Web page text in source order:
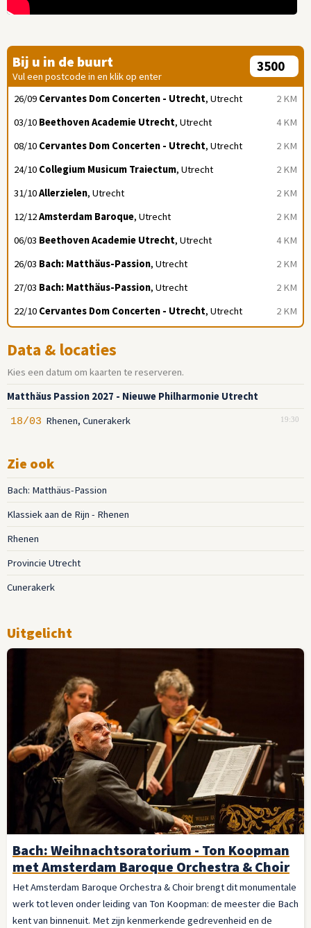
Bij u in de buurt
Vul een postcode in en klik op enter
2 KM
26/09 Cervantes Dom Concerten - Utrecht, Utrecht
4 KM
03/10 Beethoven Academie Utrecht, Utrecht
2 KM
08/10 Cervantes Dom Concerten - Utrecht, Utrecht
2 KM
24/10 Collegium Musicum Traiectum, Utrecht
2 KM
31/10Allerzielen, Utrecht
2 KM
12/12Amsterdam Baroque, Utrecht
4 KM
06/03 Beethoven Academie Utrecht, Utrecht
2 KM
26/03 Bach: Matthäus-Passion, Utrecht
2 KM
27/03 Bach: Matthäus-Passion, Utrecht
2 KM
22/10 Cervantes Dom Concerten - Utrecht, Utrecht
Data & locaties
Kies een datum om kaarten te reserveren.
Matthäus Passion 2027 - Nieuwe Philharmonie Utrecht
19:30
18/03 Rhenen, Cunerakerk
Zie ook
Bach: Matthäus-Passion
Klassiek aan de Rijn - Rhenen
Rhenen
Provincie Utrecht
Cunerakerk
Uitgelicht
Bach: Weihnachtsoratorium - Ton Koopman
met Amsterdam Baroque Orchestra & Choir
Het Amsterdam Baroque Orchestra & Choir brengt dit monumentale
werk tot leven onder leiding van Ton Koopman: de meester die Bach
kent van binnenuit. Met zijn kenmerkende gedrevenheid en de